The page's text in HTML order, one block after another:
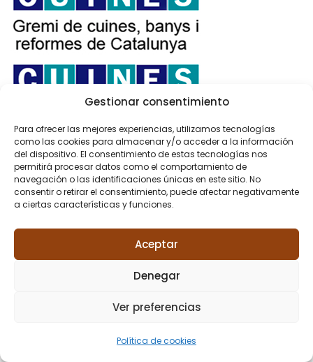
Gestionar consentimiento
Para ofrecer las mejores experiencias, utilizamos tecnologías
como las cookies para almacenar y/o acceder a la información
del dispositivo. El consentimiento de estas tecnologías nos
permitirá procesar datos como el comportamiento de
navegación o las identificaciones únicas en este sitio. No
consentir o retirar el consentimiento, puede afectar negativamente
a ciertas características y funciones.
Aceptar
Denegar
Ver preferencias
Política de cookies